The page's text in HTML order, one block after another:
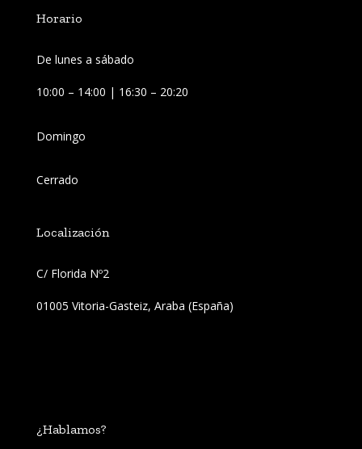
Horario
De lunes a sábado
10:00 – 14:00 | 16:30 – 20:20
Domingo
Cerrado
Localización
C/ Florida Nº2
01005 Vitoria-Gasteiz, Araba (España)
¿Hablamos?